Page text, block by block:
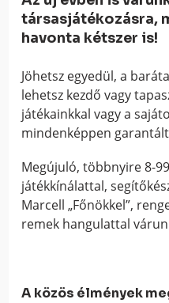
társasjátékozásra,
havonta kétszer is!
Jöhetsz egyedül, a
lehetsz kezdő vagy
játékainkkal vagy a
mindenképpen
Megújuló, többnyire 8-
játékkínálattal,
Marcell „Főnökkel”,
remek hangulattal
A közös élmények